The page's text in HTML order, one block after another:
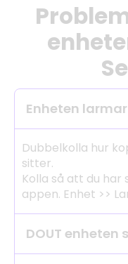
Enheten
Dubbelkolla hur
sitter.
Kolla så att du har
appen. Enhet >>
DOUT enheten